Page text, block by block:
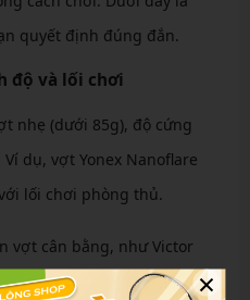
quyết định đúng đắn.
độ và lối chơi
nhẹ (dưới 85g), độ cứng
dụ, vợt Yonex Nanoflare
lối chơi phòng thủ.
vợt cân bằng, như Victor
và thủ. Đối với cao thủ, ×